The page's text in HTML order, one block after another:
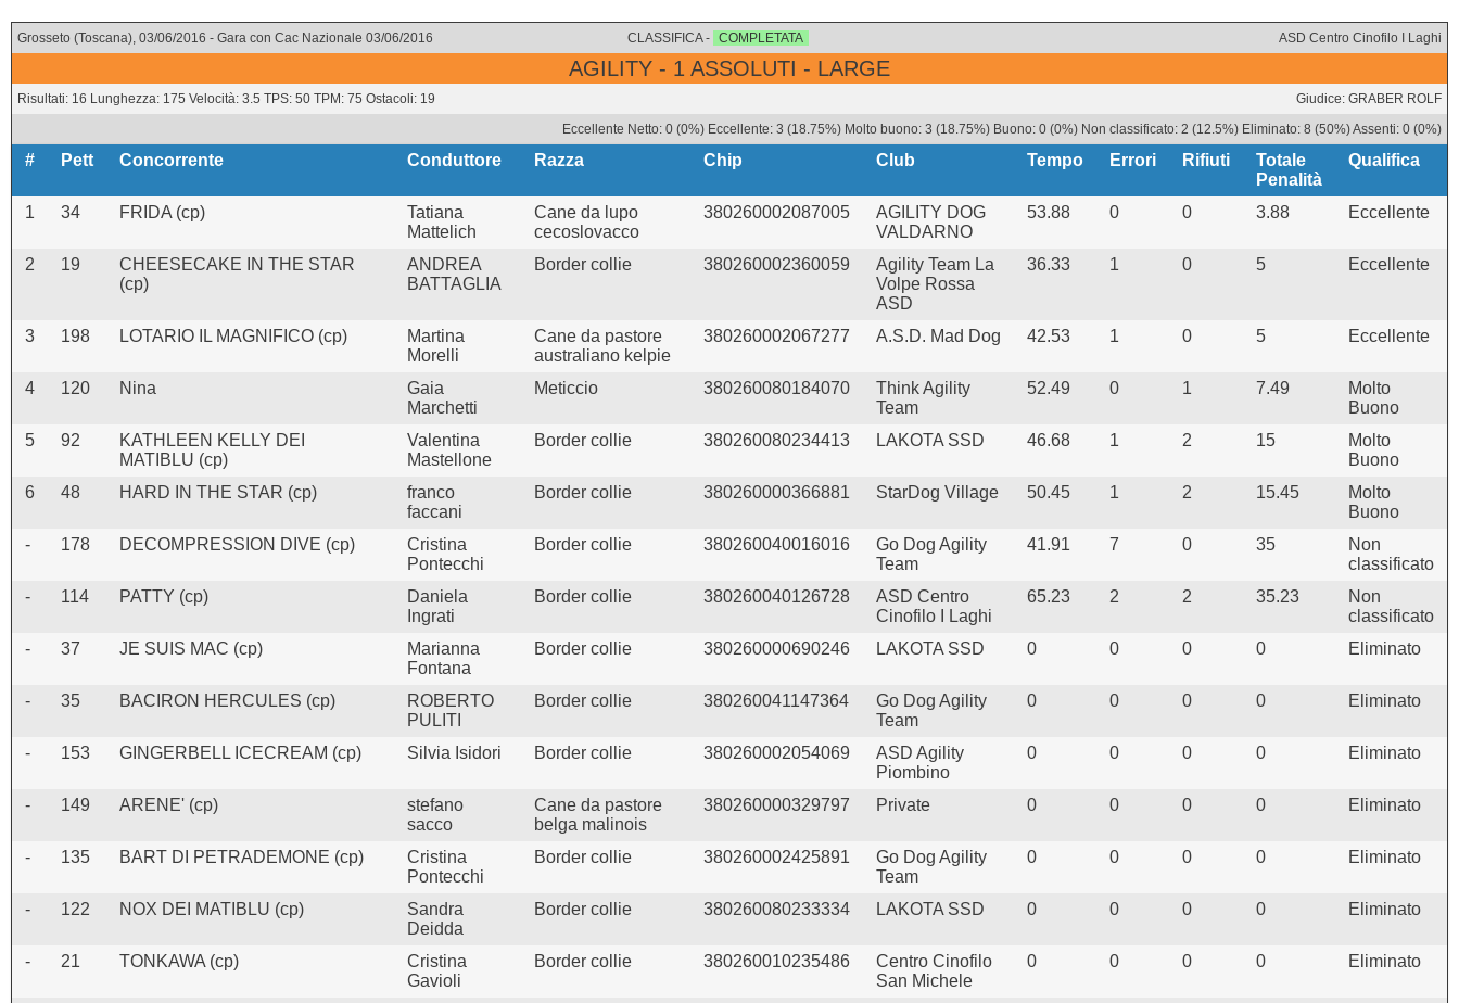
Grosseto (Toscana), 03/06/2016 - Gara con Cac Nazionale 03/06/2016 CLASSIFICA - COMPLETATA ASD Centro Cinofilo I Laghi
AGILITY - 1 ASSOLUTI - LARGE
Risultati: 16 Lunghezza: 175 Velocità: 3.5 TPS: 50 TPM: 75 Ostacoli: 19
Giudice: GRABER ROLF
Eccellente Netto: 0 (0%) Eccellente: 3 (18.75%) Molto buono: 3 (18.75%) Buono: 0 (0%) Non classificato: 2 (12.5%) Eliminato: 8 (50%) Assenti: 0 (0%)
# Pett Concorrente Conduttore Razza Chip Club Tempo Errori Rifiuti
Totale
Penalità
Qualifica
1 34 FRIDA (cp)
Tatiana
Mattelich
Cane da lupo
cecoslovacco
380260002087005
AGILITY DOG
VALDARNO
53.88 0 0 3.88 Eccellente
2 19
CHEESECAKE IN THE STAR
(cp)
ANDREA
BATTAGLIA
Border collie 380260002360059
Agility Team La
Volpe Rossa
ASD
36.33 1 0 5 Eccellente
3 198 LOTARIO IL MAGNIFICO (cp)
Martina
Morelli
Cane da pastore
australiano kelpie
380260002067277 A.S.D. Mad Dog 42.53 1 0 5 Eccellente
4 120 Nina
Gaia
Marchetti
Meticcio 380260080184070
Think Agility
Team
52.49 0 1 7.49
Molto
Buono
5
92
KATHLEEN KELLY DEI
MATIBLU (cp)
Valentina
Mastellone
Border collie 380260080234413 LAKOTA SSD 46.68 1 2 15
Molto
Buono
6
48 HARD IN THE STAR (cp)
franco
faccani
Border collie 380260000366881 StarDog Village 50.45 1 2 15.45
Molto
Buono
-
178 DECOMPRESSION DIVE (cp)
Cristina
Pontecchi
Border collie 380260040016016
Go Dog Agility
Team
41.91 7 0 35
Non
classificato
-
114 PATTY (cp)
Daniela
Ingrati
Border collie 380260040126728
ASD Centro
Cinofilo I Laghi
65.23 2 2 35.23
Non
classificato
-
37 JE SUIS MAC (cp)
Marianna
Fontana
Border collie 380260000690246 LAKOTA SSD 0 0 0 0 Eliminato
- 35 BACIRON HERCULES (cp)
ROBERTO
PULITI
Border collie 380260041147364
Go Dog Agility
Team
0 0 0 0 Eliminato
- 153 GINGERBELL ICECREAM (cp) Silvia Isidori Border collie 380260002054069
ASD Agility
Piombino
0 0 0 0 Eliminato
- 149 ARENE' (cp)
stefano
sacco
Cane da pastore
belga malinois
380260000329797 Private 0 0 0 0 Eliminato
- 135 BART DI PETRADEMONE (cp)
Cristina
Pontecchi
Border collie 380260002425891
Go Dog Agility
Team
0 0 0 0 Eliminato
- 122 NOX DEI MATIBLU (cp)
Sandra
Deidda
Border collie 380260080233334 LAKOTA SSD 0 0 0 0 Eliminato
- 21 TONKAWA (cp)
Cristina
Gavioli
Border collie 380260010235486
Centro Cinofilo
San Michele
0 0 0 0 Eliminato